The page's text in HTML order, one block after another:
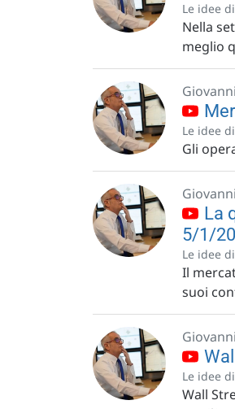
Le idee
Nella
meglio
Le idee
Gli
La
5/1/
Le idee
Il
suoi
Le idee
Wall